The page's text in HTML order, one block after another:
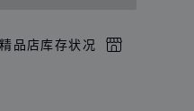
精品店库存状况